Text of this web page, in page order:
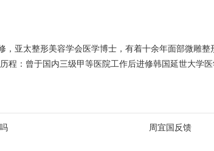
亚太整形美容学会医学博士，有着十余年面部微雕
：曾于国内三级甲等医院工作后进修韩国延世大学
周宜国反馈